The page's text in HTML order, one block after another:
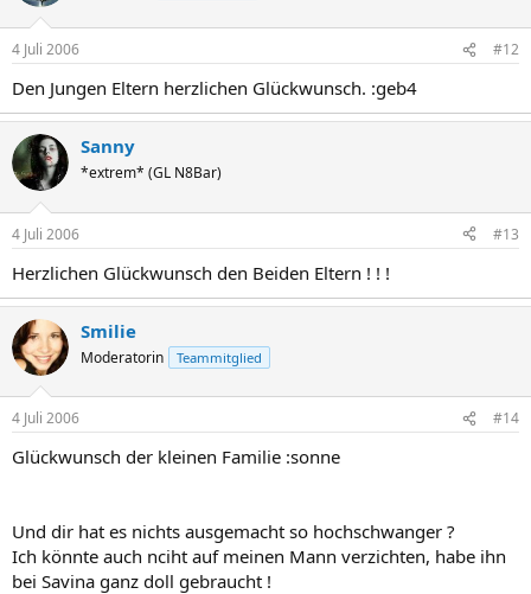
4 Juli 2006 #12
Den Jungen Eltern herzlichen Glückwunsch. :geb4
Sanny
*extrem* (GL N8Bar)
4 Juli 2006 #13
Herzlichen Glückwunsch den Beiden Eltern ! ! !
Smilie
Moderatorin Teammitglied
4 Juli 2006 #14
Glückwunsch der kleinen Familie :sonne
Und dir hat es nichts ausgemacht so hochschwanger ?
Ich könnte auch nciht auf meinen Mann verzichten, habe ihn
bei Savina ganz doll gebraucht !